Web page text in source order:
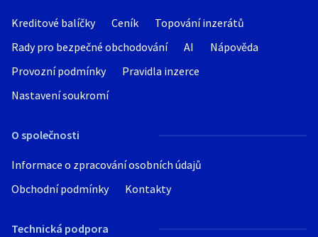
Kreditové balíčky Ceník
Topování inzerátů
Rady pro bezpečné obchodování
AI
Nápověda
Provozní podmínky
Pravidla inzerce
Nastavení soukromí
O společnosti
Informace o zpracování osobních údajů
Obchodní podmínky
Kontakty
Technická podpora